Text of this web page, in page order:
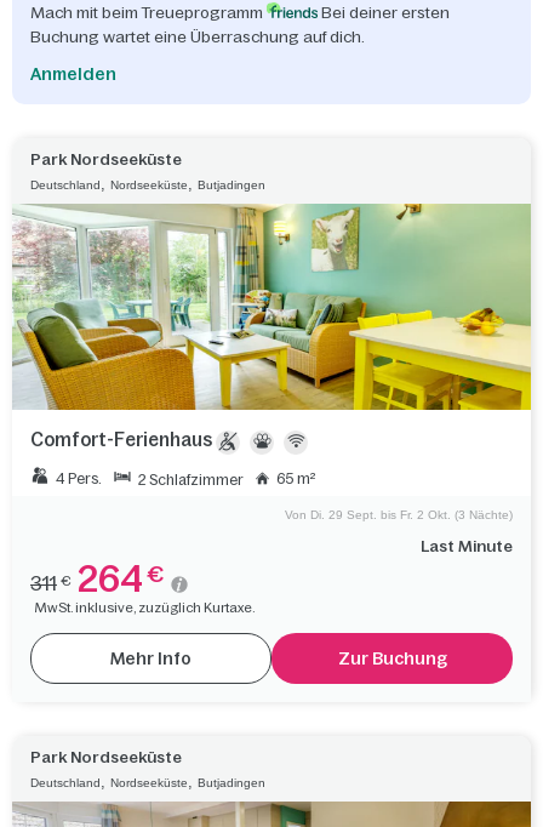
Mach mit beim Treueprogramm
Bei deiner ersten
Buchung wartet eine Überraschung auf dich.
Anmelden
Park Nordseeküste
Deutschland Nordseeküste Butjadingen
Comfort-Ferienhaus
4 Pers. 2 Schlafzimmer 65 m²
Last Minute
Von Di. 29 Sept. bis Fr. 2 Okt. (3 Nächte)
311 € 264 €
MwSt. inklusive, zuzüglich Kurtaxe.
Mehr Info Zur Buchung
Park Nordseeküste
Deutschland Nordseeküste Butjadingen